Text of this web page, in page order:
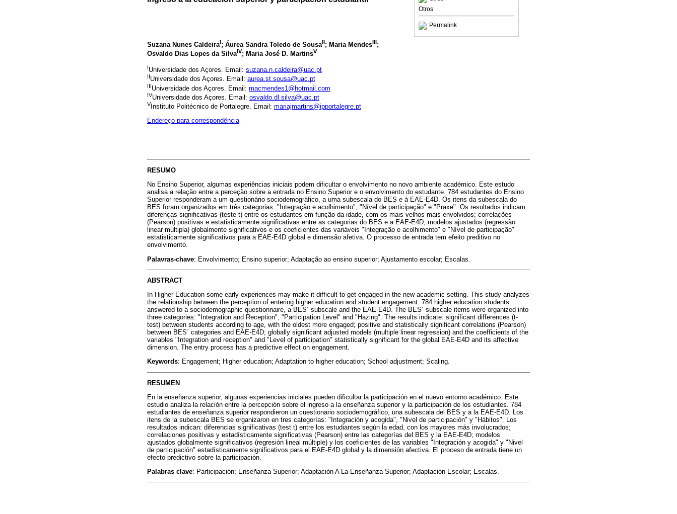
Otros
Permalink
Suzana Nunes CaldeiraI; Áurea Sandra Toledo de SousaII; Maria MendesIII;
Osvaldo Dias Lopes da SilvaIV; Maria José D. MartinsV
IUniversidade dos Açores. Email: suzana.n.caldeira@uac.pt
IIUniversidade dos Açores. Email: aurea.st.sousa@uac.pt
IIIUniversidade dos Açores. Email: macmendes1@hotmail.com
IVUniversidade dos Açores. Email: osvaldo.dl.silva@uac.pt
V Instituto Politécnico de Portalegre. Email: mariajmartins@ipportalegre.pt
Endereço para correspondência
RESUMO
No Ensino Superior, algumas experiências iniciais podem dificultar o envolvimento no novo ambiente académico. Este estudo
analisa a relação entre a perceção sobre a entrada no Ensino Superior e o envolvimento do estudante. 784 estudantes do Ensino
Superior responderam a um questionário sociodemográfico, a uma subescala do BES e à EAE-E4D. Os itens da subescala do
BES foram organizados em três categorias: "Integração e acolhimento", "Nível de participação" e "Praxe". Os resultados indicam:
diferenças significativas (teste t) entre os estudantes em função da idade, com os mais velhos mais envolvidos; correlações
(Pearson) positivas e estatisticamente significativas entre as categorias do BES e a EAE-E4D; modelos ajustados (regressão
linear múltipla) globalmente significativos e os coeficientes das variáveis "Integração e acolhimento" e "Nível de participação"
estatisticamente significativos para a EAE-E4D global e dimensão afetiva. O processo de entrada tem efeito preditivo no
envolvimento.
Palavras-chave: Envolvimento; Ensino superior; Adaptação ao ensino superior; Ajustamento escolar; Escalas.
ABSTRACT
In Higher Education some early experiences may make it difficult to get engaged in the new academic setting. This study analyzes
the relationship between the perception of entering higher education and student engagement. 784 higher education students
answered to a sociodemographic questionnaire, a BES´ subscale and the EAE-E4D. The BES´ subscale items were organized into
three categories: "Integration and Reception", "Participation Level" and "Hazing". The results indicate: significant differences (t-
test) between students according to age, with the oldest more engaged; positive and statistically significant correlations (Pearson)
between BES´ categories and EAE-E4D; globally significant adjusted models (multiple linear regression) and the coefficients of the
variables "Integration and reception" and "Level of participation" statistically significant for the global EAE-E4D and its affective
dimension. The entry process has a predictive effect on engagement.
Keywords: Engagement; Higher education; Adaptation to higher education; School adjustment; Scaling.
RESUMEN
En la enseñanza superior, algunas experiencias iniciales pueden dificultar la participación en el nuevo entorno académico. Este
estudio analiza la relación entre la percepción sobre el ingreso a la enseñanza superior y la participación de los estudiantes. 784
estudiantes de enseñanza superior respondieron un cuestionario sociodemográfico, una subescala del BES y a la EAE-E4D. Los
itens de la subescala BES se organizaron en tres categorías: "Integración y acogida", "Nivel de participación" y "Hábitos". Los
resultados indican: diferencias significativas (test t) entre los estudiantes según la edad, con los mayores más involucrados;
correlaciones positivas y estadísticamente significativas (Pearson) entre las categorías del BES y la EAE-E4D; modelos
ajustados globalmente significativos (regresión lineal múltiple) y los coeficientes de las variables "Integración y acogida" y "Nivel
de participación" estadísticamente significativos para el EAE-E4D global y la dimensión afectiva. El proceso de entrada tiene un
efecto predictivo sobre la participación.
Palabras clave: Participación; Enseñanza Superior; Adaptación A La Enseñanza Superior; Adaptación Escolar; Escalas.